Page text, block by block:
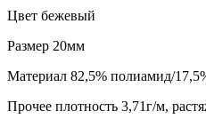
Цвет бежевый
Размер 20мм
Материал 82,5% полиамид/
Прочее плотность 3,71г/м,